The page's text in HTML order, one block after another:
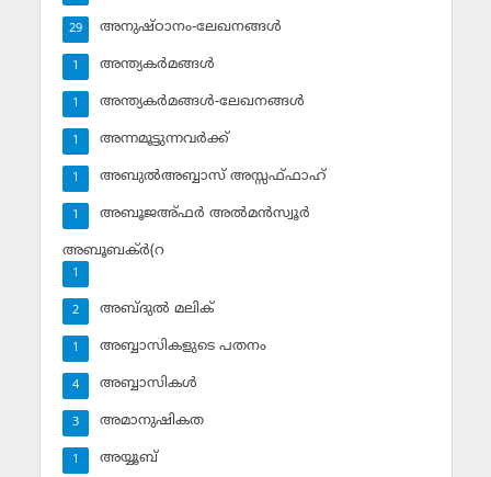
അനുഷ്ഠാനം-ലേഖനങ്ങള്‍
29
അന്ത്യകര്‍മങ്ങള്‍
1
അന്ത്യകര്‍മങ്ങള്‍-ലേഖനങ്ങള്‍
1
അന്നമൂട്ടുന്നവര്‍ക്ക്
1
അബുല്‍അബ്ബാസ് അസ്സഫ്ഫാഹ്‌
1
അബൂജഅ്ഫര്‍ അല്‍മന്‍സ്വൂര്‍
1
അബൂബക്ര്‍(റ
1
അബ്ദുല്‍ മലിക്‌
2
അബ്ബാസികളുടെ പതനം
1
അബ്ബാസികള്‍
4
അമാനുഷികത
3
അയ്യൂബ്‌
1